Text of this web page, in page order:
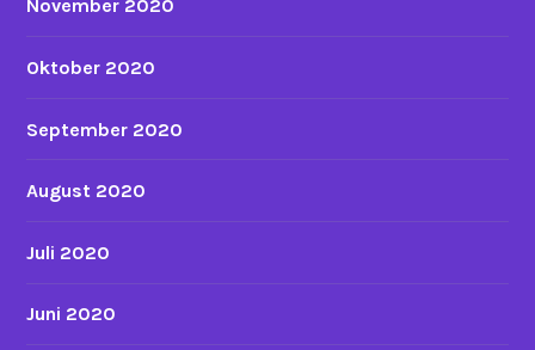
November 2020
Oktober 2020
September 2020
August 2020
Juli 2020
Juni 2020